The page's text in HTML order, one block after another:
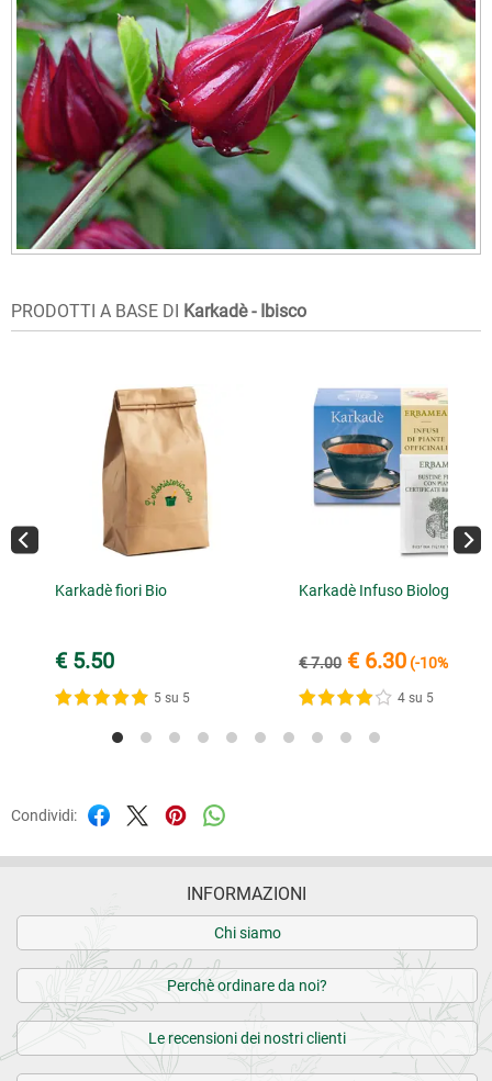
PRODOTTI A BASE DI Karkadè - Ibisco
Karkadè fiori Bio
€ 5.50
5 su 5
Karkadè Infuso Biologico
€ 7.00 € 6.30 (-10%)
4 su 5
Condividi:
INFORMAZIONI
Chi siamo
Perchè ordinare da noi?
Le recensioni dei nostri clienti